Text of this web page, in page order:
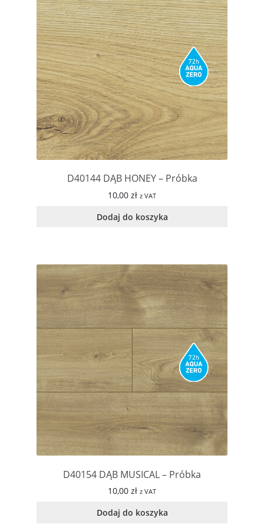
D40144 DĄB HONEY – Próbka
10,00 zł z VAT
Dodaj do koszyka
D40154 DĄB MUSICAL – Próbka
10,00 zł z VAT
Dodaj do koszyka